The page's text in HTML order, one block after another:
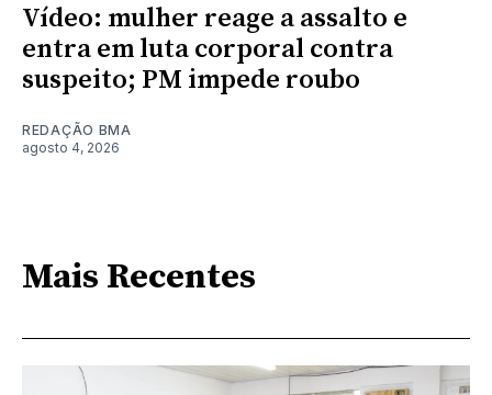
Vídeo: mulher reage a assalto e
entra em luta corporal contra
suspeito; PM impede roubo
REDAÇÃO BMA
agosto 4, 2026
Mais Recentes